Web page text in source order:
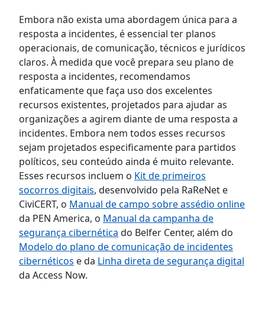
Embora não exista uma abordagem única para a
resposta a incidentes, é essencial ter planos
operacionais, de comunicação, técnicos e jurídicos
claros. À medida que você prepara seu plano de
resposta a incidentes, recomendamos
enfaticamente que faça uso dos excelentes
recursos existentes, projetados para ajudar as
organizações a agirem diante de uma resposta a
incidentes. Embora nem todos esses recursos
sejam projetados especificamente para partidos
políticos, seu conteúdo ainda é muito relevante.
Esses recursos incluem o Kit de primeiros
socorros digitais, desenvolvido pela RaReNet e
CiviCERT, o Manual de campo sobre assédio online
da PEN America, o Manual da campanha de
segurança cibernética do Belfer Center, além do
Modelo do plano de comunicação de incidentes
cibernéticos e da Linha direta de segurança digital
da Access Now.